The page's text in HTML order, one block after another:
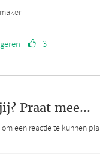
3
Praat mee...
om een reactie te kunnen